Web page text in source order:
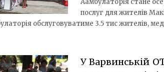
Аамбулаторія стане
послуг для жителів
обслуговуватиме 3.5 тис жителів,
У Варвинській